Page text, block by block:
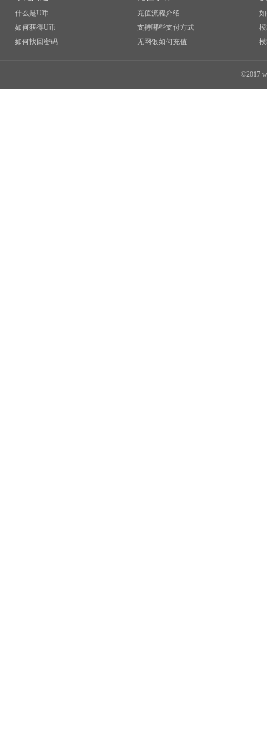
什么是U币
如何获得U币
如何找回密码
充值流程介绍
支持哪些支付方式
无网银如何充值
©2017